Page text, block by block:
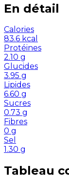
En détail
Calories
83.6 kcal
Protéines
2.10 g
Glucides
3.95 g
Lipides
6.60 g
Sucres
0.73 g
Fibres
0 g
Sel
1.30 g
Tableau